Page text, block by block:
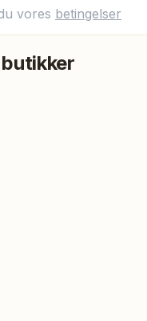
vores betingelser